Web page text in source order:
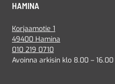
HAMINA
Korjaamotie 1
49400 Hamina
010 219 0710
Avoinna arkisin klo 8.00 – 16.00